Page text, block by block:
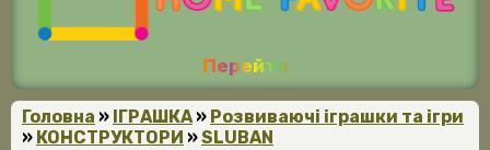
Перейти
Головна » ІГРАШКА» Розвиваючі іграшки та ігри
» КОНСТРУКТОРИ »SLUBAN